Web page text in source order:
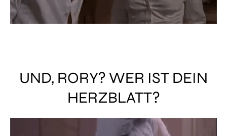
UND, RORY? WER IST DEIN
HERZBLATT?